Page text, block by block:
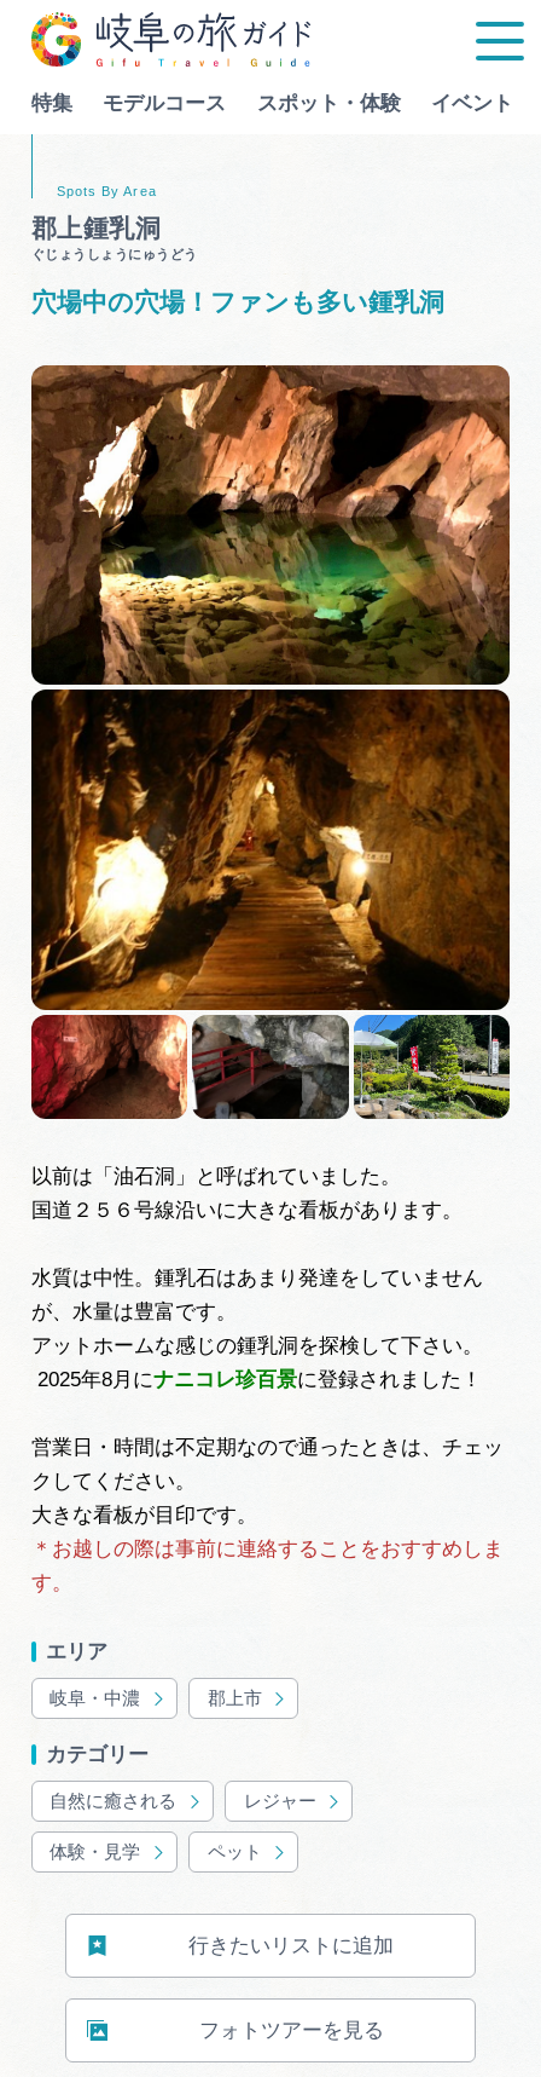
特集 モデルコース スポット・体験 イベント
スポット・体験
イベント
グルメ
旅の予約
アクセス
インフォメーション
ぎふ旅レポーター記事
早わかり岐阜
買い物・お土産
体験予約サイト「ＶＩＳＩＴ岐阜県」
岐阜県アウトドア観光キャンペーン
岐阜県まるごと観光エリアガイド
フォトライブラリー
お問い合わせ
運営組織
広告掲載
サイトポリシー
Language
行きたいリストを見る
郡上鍾乳洞
ぐじょうしょうにゅうどう
穴場中の穴場！ファンも多い鍾乳洞
以前は「油石洞」と呼ばれていました。
国道２５６号線沿いに大きな看板があります。
水質は中性。鍾乳石はあまり発達をしていません
が、水量は豊富です。
アットホームな感じの鍾乳洞を探検して下さい。
2025年8月にナニコレ珍百景に登録されました！
営業日・時間は不定期なので通ったときは、チェッ
クしてください。
大きな看板が目印です。
＊お越しの際は事前に連絡することをおすすめしま
す。
エリア
岐阜・中濃 郡上市
カテゴリー
自然に癒される レジャー
体験・見学 ペット
行きたいリストに追加
フォトツアーを見る